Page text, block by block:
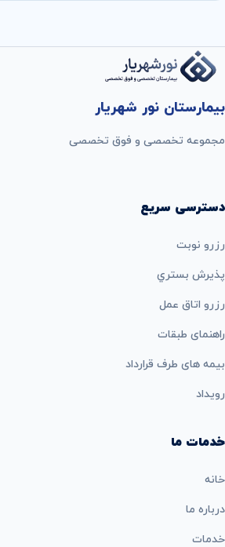
بیمارستان نور شهریار
مجموعه تخصصی و فوق تخصصی
دسترسی سریع
رزرو نوبت
پذيرش بستري
رزرو اتاق عمل
راهنمای طبقات
بيمه های طرف قرارداد
رویداد
خدمات ما
خانه
درباره ما
خدمات